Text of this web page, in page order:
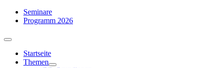
Zum
Inhalt
Seminare
Programm 2026
Toggle
NavigationStartseite
Themen